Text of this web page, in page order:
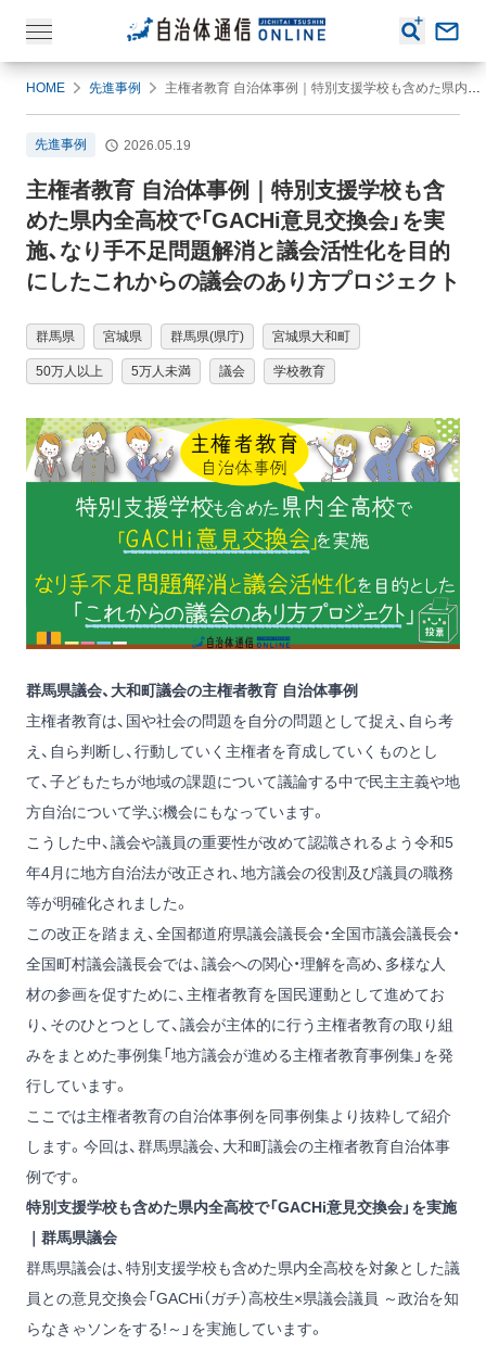
HOME 先進事例 主権者教育 自治体事例｜特別支援学校も含めた県内全高校で「GACHi意見交換会」を実施、なり手不足問題解消と議会活性化を目的にしたこれからの議会のあり方プロジェクト
先進事例 2026.05.19
主権者教育 自治体事例｜特別支援学校も含
めた県内全高校で「GACHi意見交換会」を実
施、なり手不足問題解消と議会活性化を目的
にしたこれからの議会のあり方プロジェクト
群馬県 宮城県 群馬県(県庁) 宮城県大和町
50万人以上 5万人未満 議会 学校教育
群馬県議会、大和町議会の主権者教育 自治体事例
主権者教育は、国や社会の問題を自分の問題として捉え、自ら考
え、自ら判断し、行動していく主権者を育成していくものとし
て、子どもたちが地域の課題について議論する中で民主主義や地
方自治について学ぶ機会にもなっています。
こうした中、議会や議員の重要性が改めて認識されるよう令和5
年4月に地方自治法が改正され、地方議会の役割及び議員の職務
等が明確化されました。
この改正を踏まえ、全国都道府県議会議長会・全国市議会議長会・
全国町村議会議長会では、議会への関心・理解を高め、多様な人
材の参画を促すために、主権者教育を国民運動として進めてお
り、そのひとつとして、議会が主体的に行う主権者教育の取り組
みをまとめた事例集「地方議会が進める主権者教育事例集」を発
行しています。
ここでは主権者教育の自治体事例を同事例集より抜粋して紹介
します。今回は、群馬県議会、大和町議会の主権者教育自治体事
例です。
特別支援学校も含めた県内全高校で「GACHi意見交換会」を実施
｜群馬県議会
群馬県議会は、特別支援学校も含めた県内全高校を対象とした議
員との意見交換会「GACHi（ガチ）高校生×県議会議員 ～政治を知
らなきゃソンをする!～」を実施しています。